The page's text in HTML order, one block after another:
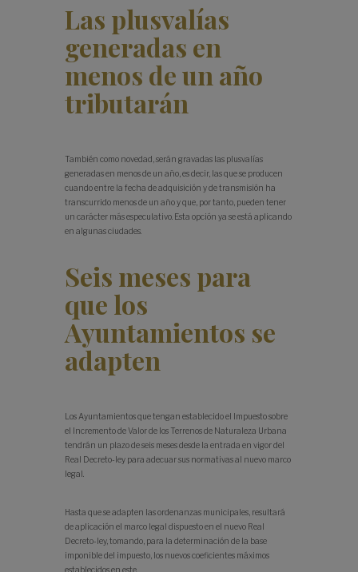
Las plusvalías
generadas en
menos de un año
tributarán
También como novedad, serán gravadas las plusvalías
generadas en menos de un año, es decir, las que se producen
cuando entre la fecha de adquisición y de transmisión ha
transcurrido menos de un año y que, por tanto, pueden tener
un carácter más especulativo. Esta opción ya se está aplicando
en algunas ciudades.
Seis meses para
que los
Ayuntamientos se
adapten
Los Ayuntamientos que tengan establecido el Impuesto sobre
el Incremento de Valor de los Terrenos de Naturaleza Urbana
tendrán un plazo de seis meses desde la entrada en vigor del
Real Decreto-ley para adecuar sus normativas al nuevo marco
legal.
Hasta que se adapten las ordenanzas municipales, resultará
de aplicación el marco legal dispuesto en el nuevo Real
Decreto-ley, tomando, para la determinación de la base
imponible del impuesto, los nuevos coeficientes máximos
establecidos en este.